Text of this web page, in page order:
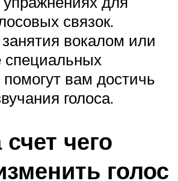
связок.
вокалом или
специальных
вам достичь
голоса.
чего
голос